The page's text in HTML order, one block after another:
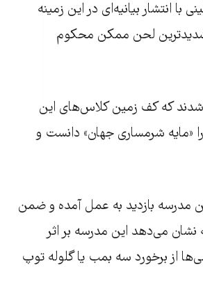
انتشار بیانیه‌ای در این زمینه
شدید‌ترین لحن ممکن محکوم
که کف زمین کلاس‌های این
«مایه شرمساری جهان» دانست و
مدرسه بازدید به عمل آمده و ضمن
می‌دهد این مدرسه بر اثر
از برخورد سه بمب یا گلوله توپ